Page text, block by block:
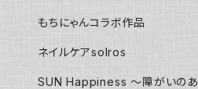
もちにゃんコラボ作品
ネイルケアsolros
SUN Happiness ～障がいのあ